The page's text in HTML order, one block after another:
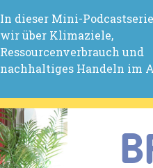
In dieser Mini-
wir über Klimaziele,
Ressourcenverbrauch und
nachhaltiges Handeln im